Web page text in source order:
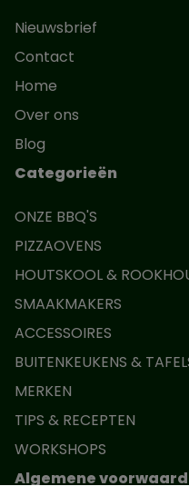
Nieuwsbrief
Contact
Home
Over ons
Blog
Categorieën
ONZE BBQ'S
PIZZAOVENS
HOUTSKOOL &
SMAAKMAKERS
ACCESSOIRES
BUITENKEUKENS &
MERKEN
TIPS & RECEPTEN
WORKSHOPS
Algemene